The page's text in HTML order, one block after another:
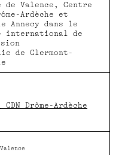
de Valence, Centre
Ardèche et
Annecy dans le
international de
de Clermont-
Drôme-Ardèche